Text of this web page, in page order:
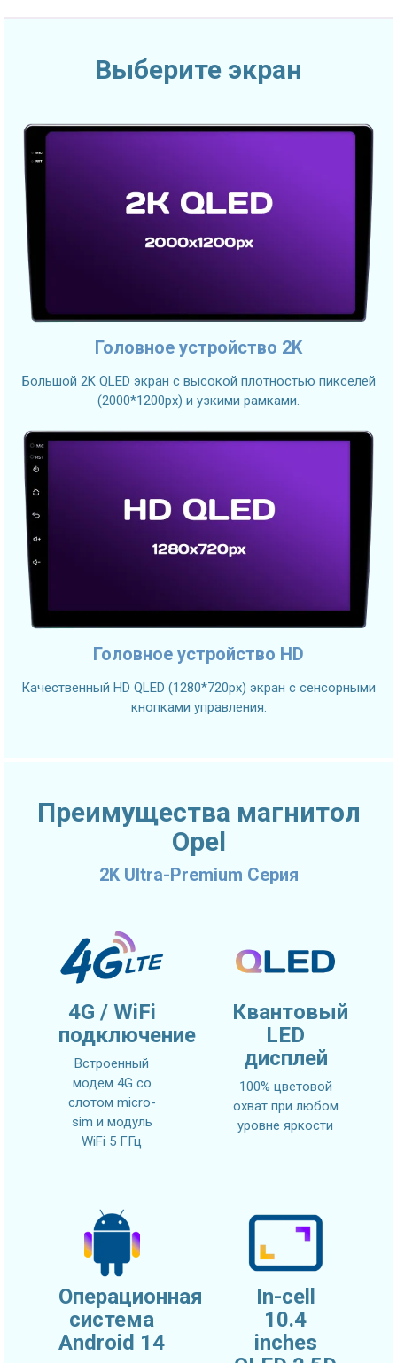
Выберите экран
Головное устройство 2K
Большой 2K QLED экран с высокой плотностью пикселей
(2000*1200px) и узкими рамками.
Головное устройство HD
Качественный HD QLED (1280*720px) экран с сенсорными
кнопками управления.
Преимущества магнитол
Opel
2K Ultra-Premium Серия
4G / WiFi
подключение
Встроенный
модем 4G со
слотом micro-
sim и модуль
WiFi 5 ГГц
Квантовый
LED
дисплей
100% цветовой
охват при любом
уровне яркости
Операционная
система
Android 14
In-cell
10.4
inches